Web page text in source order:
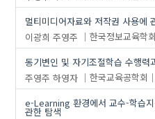
멀티미디어자료와 저작권 사용에
이광희 주영주 한국정보교육학회
동기변인 및 자기조절학습 수행력
주영주 하영자 한국교육공학회
e-Learning 환경에서 교수-학습
관한 탐색